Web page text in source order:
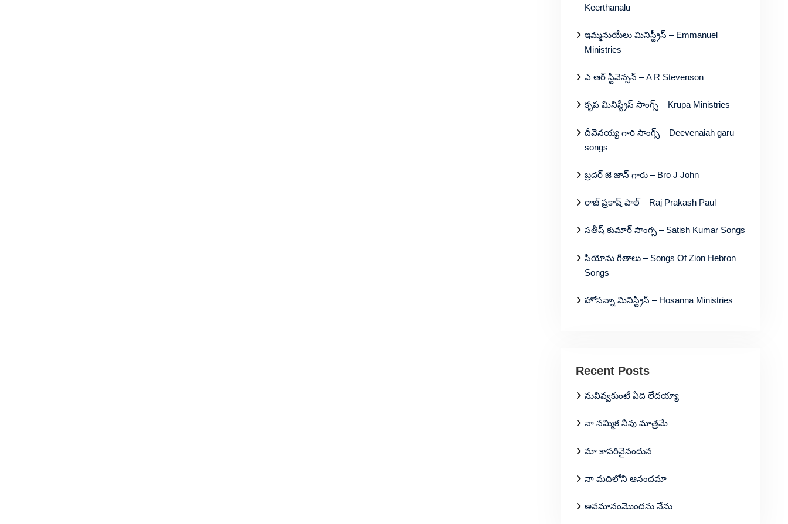
Keerthanalu
ఇమ్మనుయేలు మినిస్ట్రీస్ – Emmanuel
Ministries
ఎ ఆర్ స్టీవెన్సన్ – A R Stevenson
కృప మినిస్ట్రీస్ సాంగ్స్ – Krupa Ministries
దీవెనయ్య గారి సాంగ్స్ – Deevenaiah garu
songs
బ్రదర్ జె జాన్ గారు – Bro J John
రాజ్ ప్రకాష్ పాల్ – Raj Prakash Paul
సతీష్ కుమార్ సాంగ్స – Satish Kumar Songs
సీయోను గీతాలు – Songs Of Zion Hebron
Songs
హోసన్నా మినిస్ట్రీస్ – Hosanna Ministries
Recent Posts
నువివ్వకుంటే ఏది లేదయ్యా
నా నమ్మిక నీవు మాత్రమే
మా కాపరివైనందున
నా మదిలోని ఆనందమా
అవమానంమొందను నేను